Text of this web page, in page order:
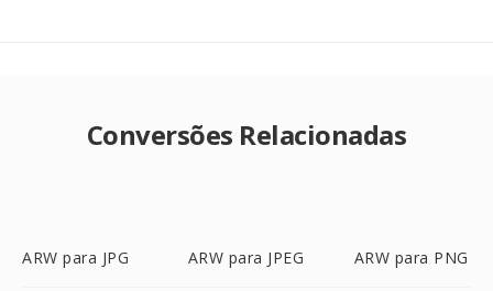
Conversões Relacionadas
ARW para JPG ARW para JPEG ARW para PNG